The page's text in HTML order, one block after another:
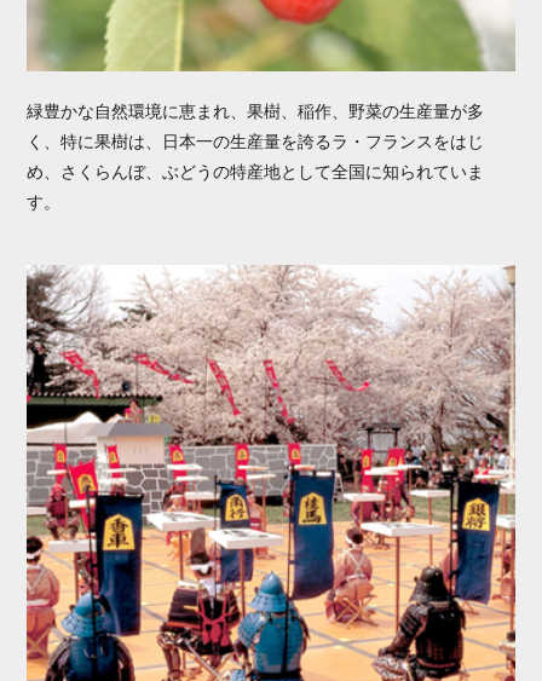
緑豊かな自然環境に恵まれ、果樹、稲作、野菜の生産量が多
く、特に果樹は、日本一の生産量を誇るラ・フランスをはじ
め、さくらんぼ、ぶどうの特産地として全国に知られていま
す。